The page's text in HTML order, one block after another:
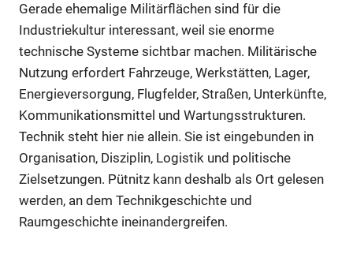
Gerade ehemalige Militärflächen sind für die
Industriekultur interessant, weil sie enorme
technische Systeme sichtbar machen. Militärische
Nutzung erfordert Fahrzeuge, Werkstätten, Lager,
Energieversorgung, Flugfelder, Straßen, Unterkünfte,
Kommunikationsmittel und Wartungsstrukturen.
Technik steht hier nie allein. Sie ist eingebunden in
Organisation, Disziplin, Logistik und politische
Zielsetzungen. Pütnitz kann deshalb als Ort gelesen
werden, an dem Technikgeschichte und
Raumgeschichte ineinandergreifen.